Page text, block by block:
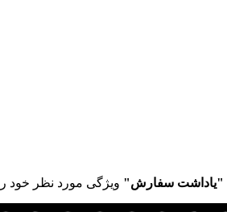
"یاداشت سفارش" ویژگی مورد نظر خود را